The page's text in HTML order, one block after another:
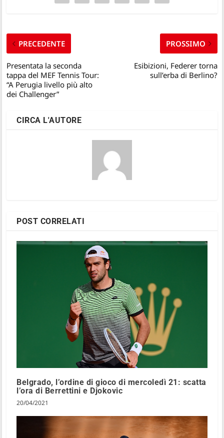
PRECEDENTE
Presentata la seconda
tappa del MEF Tennis Tour:
“A Perugia livello più alto
dei Challenger”
PROSSIMO
Esibizioni, Federer torna
sull’erba di Berlino?
CIRCA L'AUTORE
POST CORRELATI
Belgrado, l’ordine di gioco di mercoledì 21: scatta
l’ora di Berrettini e Djokovic
20/04/2021